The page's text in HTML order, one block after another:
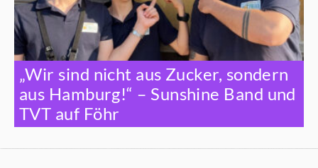
„Wir sind nicht aus Zucker, sondern
aus Hamburg!“ – Sunshine Band und
TVT auf Föhr